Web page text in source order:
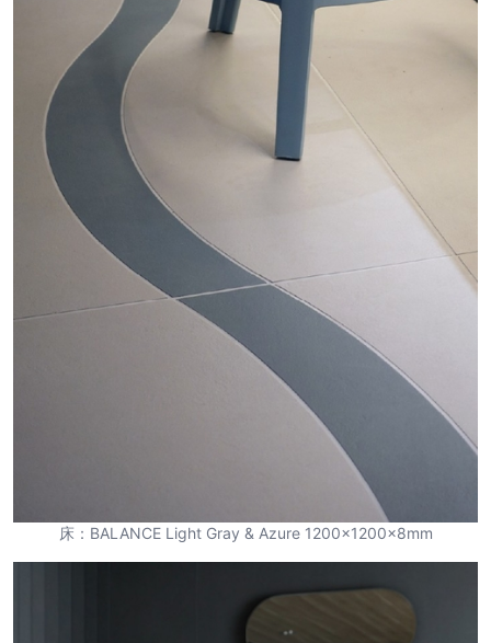
床：BALANCE Light Gray & Azure 1200×1200×8mm